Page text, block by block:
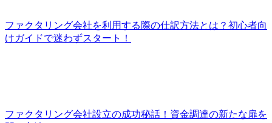
ファクタリング会社を利用する際の仕訳方法とは？初心者向
けガイドで迷わずスタート！
ファクタリング会社設立の成功秘話！資金調達の新たな扉を